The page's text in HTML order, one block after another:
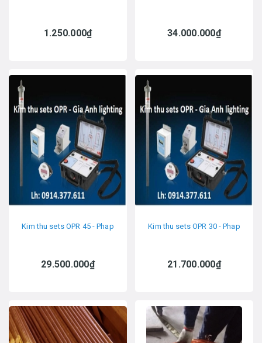
1.250.000₫ 34.000.000₫
Kim thu sets OPR 45 - Phap
29.500.000₫
Kim thu sets OPR 30 - Phap
21.700.000₫